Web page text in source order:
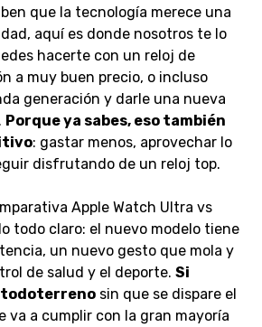
que la tecnología merece una
aquí es donde nosotros te lo
hacerte con un reloj de
a muy buen precio, o incluso
generación y darle una nueva
Porque ya sabes, eso también
: gastar menos, aprovechar lo
disfrutando de un reloj top.
Apple Watch Ultra vs
todo claro: el nuevo modelo tiene
un nuevo gesto que mola y
de salud y el deporte. Si
todoterreno sin que se dispare el
va a cumplir con la gran mayoría